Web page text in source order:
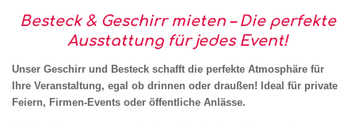
Besteck & Geschirr mieten – Die perfekte
Ausstattung für jedes Event!
Unser Geschirr und Besteck schafft die perfekte Atmosphäre für
Ihre Veranstaltung, egal ob drinnen oder draußen! Ideal für private
Feiern, Firmen-Events oder öffentliche Anlässe.